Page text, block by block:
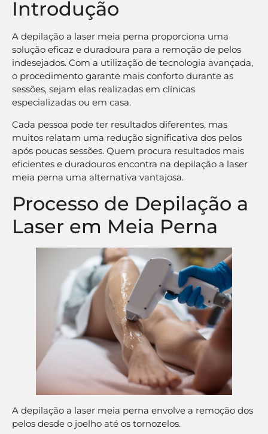
Introdução
A depilação a laser meia perna proporciona uma
solução eficaz e duradoura para a remoção de pelos
indesejados. Com a utilização de tecnologia avançada,
o procedimento garante mais conforto durante as
sessões, sejam elas realizadas em clínicas
especializadas ou em casa.
Cada pessoa pode ter resultados diferentes, mas
muitos relatam uma redução significativa dos pelos
após poucas sessões. Quem procura resultados mais
eficientes e duradouros encontra na depilação a laser
meia perna uma alternativa vantajosa.
Processo de Depilação a
Laser em Meia Perna
A depilação a laser meia perna envolve a remoção dos
pelos desde o joelho até os tornozelos.